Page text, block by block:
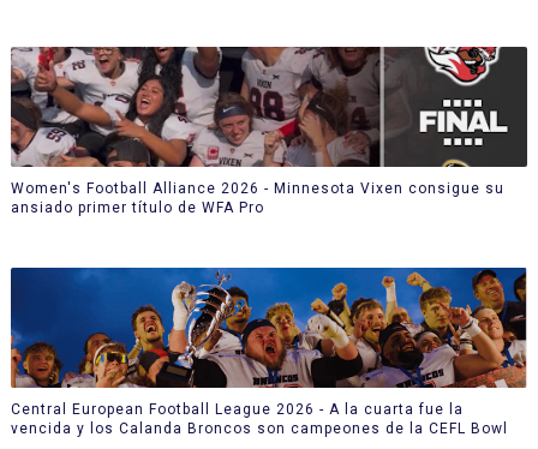
Women's Football Alliance 2026 - Minnesota Vixen consigue su
ansiado primer título de WFA Pro
Central European Football League 2026 - A la cuarta fue la
vencida y los Calanda Broncos son campeones de la CEFL Bowl